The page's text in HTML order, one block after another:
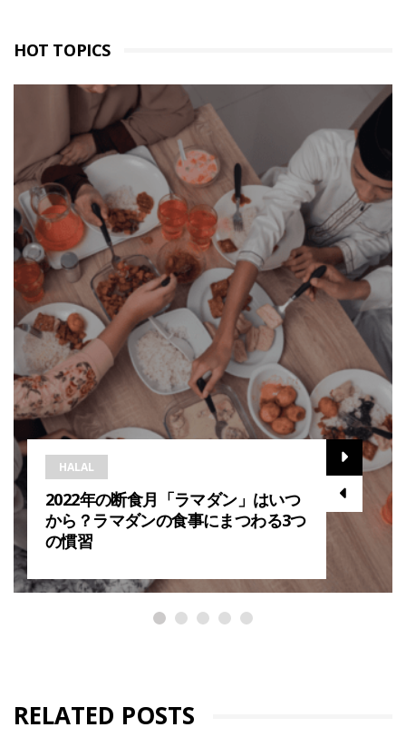
HOT TOPICS
HALAL
2022年の断食月「ラマダン」はいつ
から？ラマダンの食事にまつわる3つ
の慣習
RELATED POSTS